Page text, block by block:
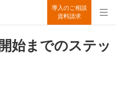
導入のご相談
資料請求
始までのステッ